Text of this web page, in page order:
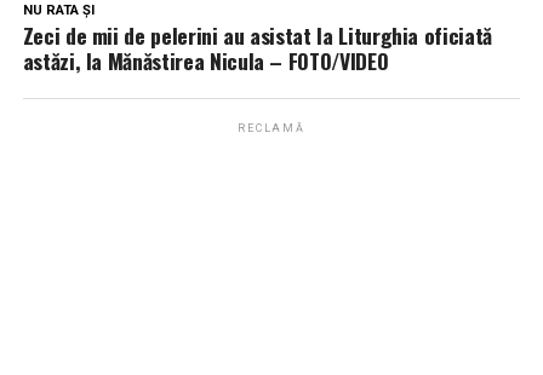
NU RATA ȘI
Zeci de mii de pelerini au asistat la Liturghia oficiată
astăzi, la Mănăstirea Nicula – FOTO/VIDEO
RECLAMĂ